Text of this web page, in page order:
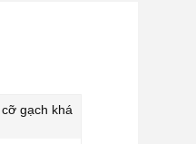
gạch khá